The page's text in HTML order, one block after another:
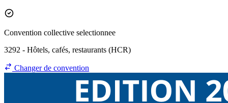
Convention collective selectionnee
3292 - Hôtels, cafés, restaurants (HCR)
Changer de convention